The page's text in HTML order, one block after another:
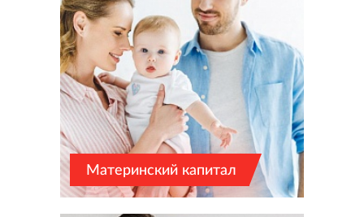
Материнский капитал